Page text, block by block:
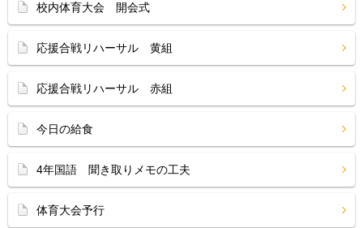
校内体育大会 開会式
応援合戦リハーサル 黄組
応援合戦リハーサル 赤組
今日の給食
4年国語 聞き取りメモの工夫
体育大会予行